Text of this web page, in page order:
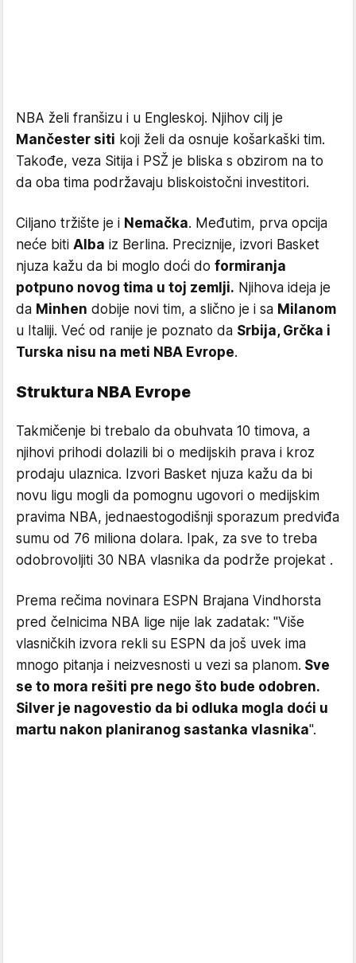
NBA želi franšizu i u Engleskoj. Njihov cilj je
Mančester siti koji želi da osnuje košarkaški tim.
Takođe, veza Sitija i PSŽ je bliska s obzirom na to
da oba tima podržavaju bliskoistočni investitori.
Ciljano tržište je i Nemačka. Međutim, prva opcija
neće biti Alba iz Berlina. Preciznije, izvori Basket
njuza kažu da bi moglo doći do formiranja
potpuno novog tima u toj zemlji. Njihova ideja je
da Minhen dobije novi tim, a slično je i sa Milanom
u Italiji. Već od ranije je poznato da Srbija, Grčka i
Turska nisu na meti NBA Evrope.
Struktura NBA Evrope
Takmičenje bi trebalo da obuhvata 10 timova, a
njihovi prihodi dolazili bi o medijskih prava i kroz
prodaju ulaznica. Izvori Basket njuza kažu da bi
novu ligu mogli da pomognu ugovori o medijskim
pravima NBA, jednaestogodišnji sporazum predviđa
sumu od 76 miliona dolara. Ipak, za sve to treba
odobrovoljiti 30 NBA vlasnika da podrže projekat .
Prema rečima novinara ESPN Brajana Vindhorsta
pred čelnicima NBA lige nije lak zadatak: "Više
vlasničkih izvora rekli su ESPN da još uvek ima
mnogo pitanja i neizvesnosti u vezi sa planom. Sve
se to mora rešiti pre nego što bude odobren.
Silver je nagovestio da bi odluka mogla doći u
martu nakon planiranog sastanka vlasnika".